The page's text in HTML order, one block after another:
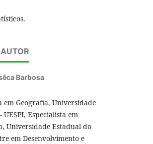
Barbosa
em Geografia, Universidade
Especialista em
Universidade Estadual do
em Desenvolvimento e